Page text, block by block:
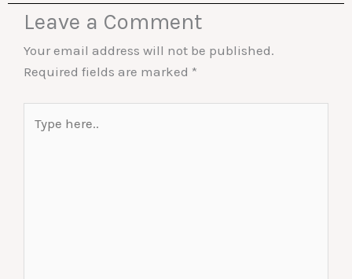
Leave a Comment
Your email address will not be published.
Required fields are marked *
here..